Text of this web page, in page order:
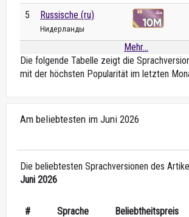
5 Russische (ru)
Нидерланды
Mehr...
Die folgende Tabelle zeigt die
mit der höchsten Popularität im letzten
Am beliebtesten im Juni 2026
Die beliebtesten Sprachversionen des
Juni 2026
# Sprache Beliebtheitspreis